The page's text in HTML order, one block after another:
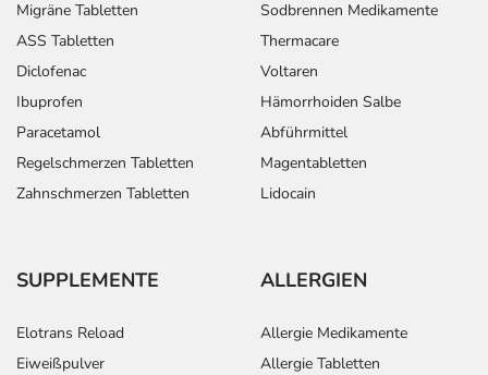
Migräne Tabletten
ASS Tabletten
Diclofenac
Ibuprofen
Paracetamol
Regelschmerzen Tabletten
Zahnschmerzen Tabletten
Sodbrennen Medikamente
Thermacare
Voltaren
Hämorrhoiden Salbe
Abführmittel
Magentabletten
Lidocain
SUPPLEMENTE
Elotrans Reload
Eiweißpulver
ALLERGIEN
Allergie Medikamente
Allergie Tabletten